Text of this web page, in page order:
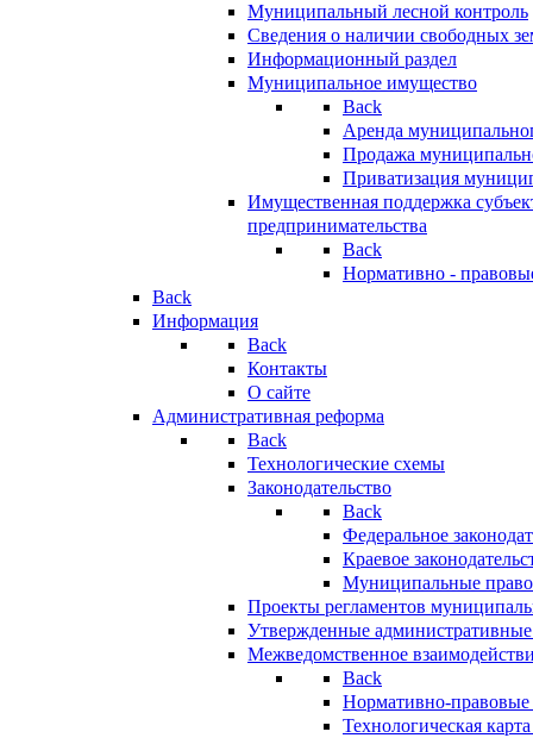
Муниципальный лесной контроль
Сведения о наличии свободных
Информационный раздел
Муниципальное имущество
Back
Аренда
Продажа
Приватизация
Имущественная поддержка
предпринимательства
Back
Нормативно -
Back
Информация
Back
Контакты
О сайте
Административная реформа
Back
Технологические схемы
Законодательство
Back
Федеральное
Краевое
Муниципальные
Проекты регламентов
Утвержденные
Межведомственное
Back
Нормативно-правовые
Технологическая